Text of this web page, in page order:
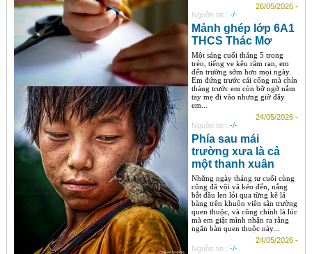
26/05/2026 -
Nguồn tin : -/-
Mảnh ghép lớp 6A1
THCS Thác Mơ
Một sáng cuối tháng 5 trong
trẻo, tiếng ve kêu râm ran, em
đến trường sớm hơn mọi ngày.
Em đứng trước cái cổng mà chín
tháng trước em còn bỡ ngỡ nắm
tay mẹ đi vào nhưng giờ đây
em...
24/05/2026 -
Nguồn tin : -/-
Phía sau mái
trường xưa là cả
một thanh xuân
Những ngày tháng tư cuối cùng
cũng đã vội vã kéo đến, nắng
bắt đầu len lỏi qua từng kẽ lá
bàng trên khuôn viên sân trường
quen thuộc, và cũng chính là lúc
mà em giật mình nhận ra rằng
ngăn bàn quen thuộc này...
24/05/2026 -
Nguồn tin : -/-